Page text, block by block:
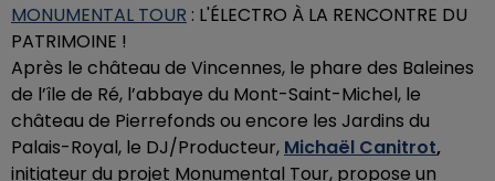
MONUMENTAL TOUR : L'ÉLECTRO À LA RENCONTRE DU
PATRIMOINE !
Après le château de Vincennes, le phare des Baleines
de l’île de Ré, l’abbaye du Mont-Saint-Michel, le
château de Pierrefonds ou encore les Jardins du
Palais-Royal, le DJ/Producteur, Michaël Canitrot,
initiateur du projet Monumental Tour, propose un